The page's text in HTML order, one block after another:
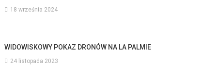
18 września 2024
WIDOWISKOWY POKAZ DRONÓW NA LA PALMIE
24 listopada 2023